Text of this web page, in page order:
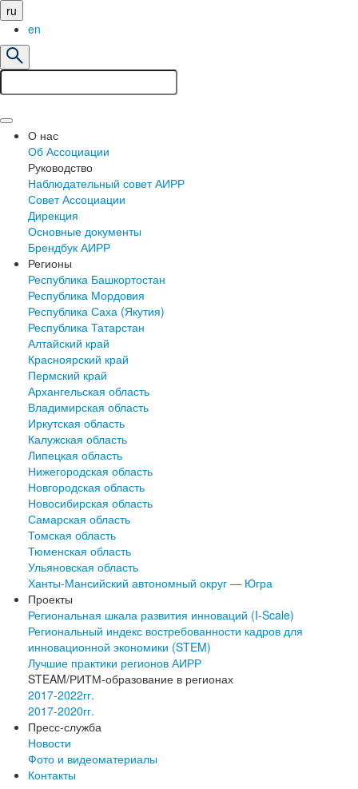
ru
en
О нас
Об Ассоциации
Руководство
Наблюдательный совет АИРР
Совет Ассоциации
Дирекция
Основные документы
Брендбук АИРР
Регионы
Республика Башкортостан
Республика Мордовия
Республика Саха (Якутия)
Республика Татарстан
Алтайский край
Красноярский край
Пермский край
Архангельская область
Владимирская область
Иркутская область
Калужская область
Липецкая область
Нижегородская область
Новгородская область
Новосибирская область
Самарская область
Томская область
Тюменская область
Ульяновская область
Ханты-Мансийский автономный округ — Югра
Проекты
Региональная шкала развития инноваций (I-Scale)
Региональный индекс востребованности кадров для
инновационной экономики (STEM)
Лучшие практики регионов АИРР
STEAM/РИТМ-образование в регионах
2017-2022гг.
2017-2020гг.
Пресс-служба
Новости
Фото и видеоматериалы
Контакты